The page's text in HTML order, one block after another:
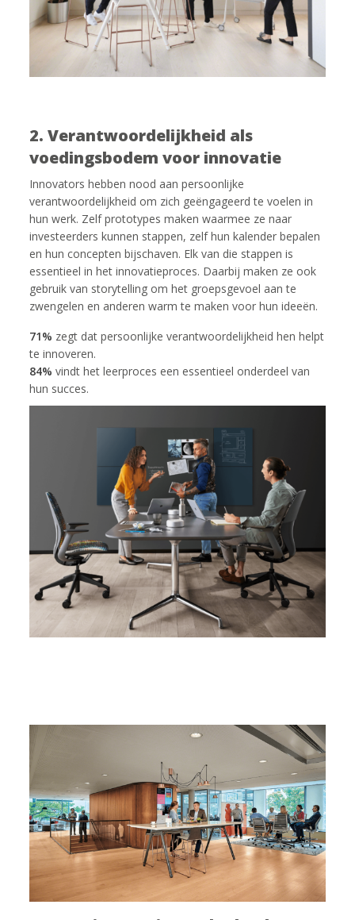
2. Verantwoordelijkheid als
voedingsbodem voor innovatie
Innovators hebben nood aan persoonlijke
verantwoordelijkheid om zich geëngageerd te voelen in
hun werk. Zelf prototypes maken waarmee ze naar
investeerders kunnen stappen, zelf hun kalender bepalen
en hun concepten bijschaven. Elk van die stappen is
essentieel in het innovatieproces. Daarbij maken ze ook
gebruik van storytelling om het groepsgevoel aan te
zwengelen en anderen warm te maken voor hun ideeën.
71% zegt dat persoonlijke verantwoordelijkheid hen helpt
te innoveren.
84% vindt het leerproces een essentieel onderdeel van
hun succes.